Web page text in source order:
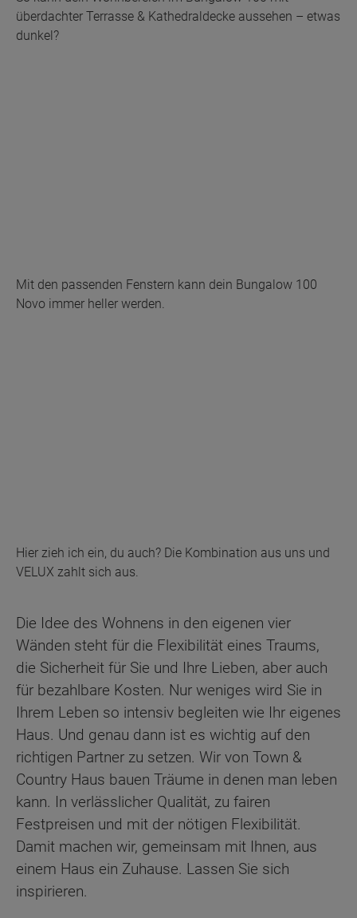
überdachter Terrasse & Kathedraldecke aussehen – etwas
dunkel?
Mit den passenden Fenstern kann dein Bungalow 100
Novo immer heller werden.
Hier zieh ich ein, du auch? Die Kombination aus uns und
VELUX zahlt sich aus.
Die Idee des Wohnens in den eigenen vier
Wänden steht für die Flexibilität eines Traums,
die Sicherheit für Sie und Ihre Lieben, aber auch
für bezahlbare Kosten. Nur weniges wird Sie in
Ihrem Leben so intensiv begleiten wie Ihr eigenes
Haus. Und genau dann ist es wichtig auf den
richtigen Partner zu setzen. Wir von Town &
Country Haus bauen Träume in denen man leben
kann. In verlässlicher Qualität, zu fairen
Festpreisen und mit der nötigen Flexibilität.
Damit machen wir, gemeinsam mit Ihnen, aus
einem Haus ein Zuhause. Lassen Sie sich
inspirieren.